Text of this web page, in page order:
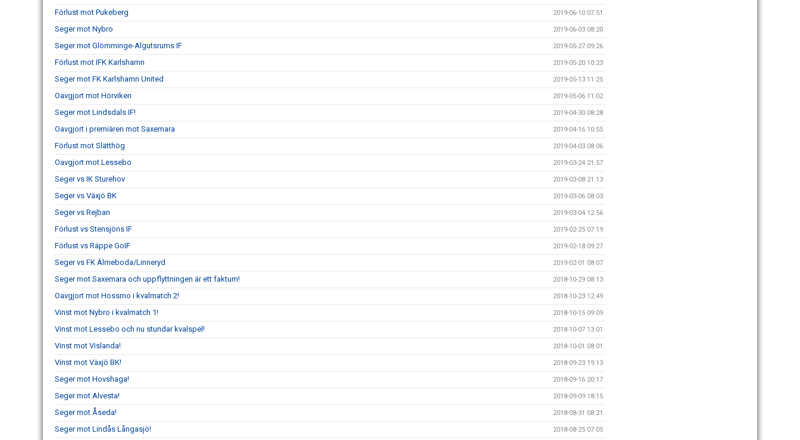
Förlust mot Pukeberg 2019-06-10 07:51
Seger mot Nybro 2019-06-03 08:20
Seger mot Glömminge-Algutsrums IF 2019-05-27 09:26
Förlust mot IFK Karlshamn 2019-05-20 10:23
Seger mot FK Karlshamn United 2019-05-13 11:25
Oavgjort mot Hörviken 2019-05-06 11:02
Seger mot Lindsdals IF! 2019-04-30 08:28
Oavgjort i premiären mot Saxemara 2019-04-16 10:55
Förlust mot Slätthög 2019-04-03 08:06
Oavgjort mot Lessebo 2019-03-24 21:57
Seger vs IK Sturehov 2019-03-08 21:13
Seger vs Växjö BK 2019-03-06 08:03
Seger vs Rejban 2019-03-04 12:56
Förlust vs Stensjöns IF 2019-02-25 07:19
Förlust vs Räppe GoIF 2019-02-18 09:27
Seger vs FK Älmeboda/Linneryd 2019-02-01 08:07
Seger mot Saxemara och uppflyttningen är ett faktum! 2018-10-29 08:13
Oavgjort mot Hossmo i kvalmatch 2! 2018-10-23 12:49
Vinst mot Nybro i kvalmatch 1! 2018-10-15 09:09
Vinst mot Lessebo och nu stundar kvalspel! 2018-10-07 13:01
Vinst mot Vislanda! 2018-10-01 08:01
Vinst mot Växjö BK! 2018-09-23 19:13
Seger mot Hovshaga! 2018-09-16 20:17
Seger mot Alvesta! 2018-09-09 18:15
Seger mot Åseda! 2018-08-31 08:21
Seger mot Lindås Långasjö! 2018-08-25 07:05